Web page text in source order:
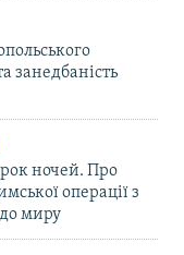
занедбаність
ночей. Про
операції з
до миру